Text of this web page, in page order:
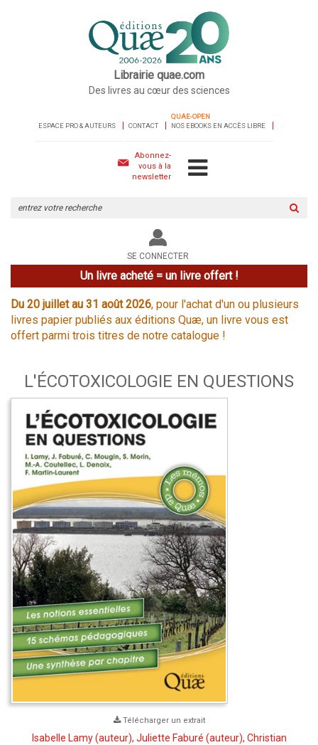
Librairie quae.com
Des livres au cœur des sciences
ESPACE PRO & AUTEURS CONTACT
QUAE-OPEN
NOS EBOOKS EN ACCÈS LIBRE
Abonnez-
vous à la
newsletter
le
site
SE CONNECTER
Un livre acheté = un livre offert !
Du 20 juillet au 31 août 2026, pour l'achat d'un ou plusieurs
livres papier publiés aux éditions Quæ, un livre vous est
offert parmi trois titres de notre catalogue !
L'ÉCOTOXICOLOGIE EN QUESTIONS
Télécharger un extrait
Isabelle Lamy(auteur), Juliette Faburé (auteur), Christian